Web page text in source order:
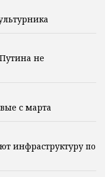
не
с марта
инфраструктуру по